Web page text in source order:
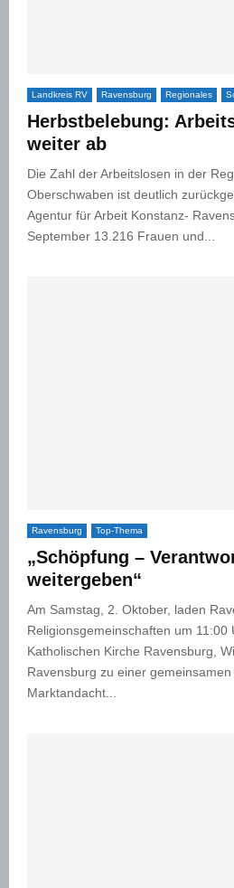
Landkreis RV Ravensburg Regionales
Herbstbelebung:
weiter ab
Die Zahl der Arbeitslosen in der
Oberschwaben ist deutlich
Agentur für Arbeit Konstanz-
September 13.216 Frauen und...
Ravensburg Top-Thema
„Schöpfung –
weitergeben“
Am Samstag, 2. Oktober, laden
Religionsgemeinschaften um 11:00
Katholischen Kirche Ravensburg,
Ravensburg zu einer
Marktandacht...